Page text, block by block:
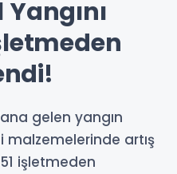
gelen yangın
malzemelerinde artış
işletmeden